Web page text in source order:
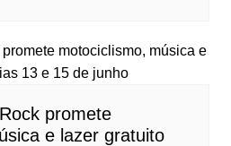
promete
e lazer gratuito